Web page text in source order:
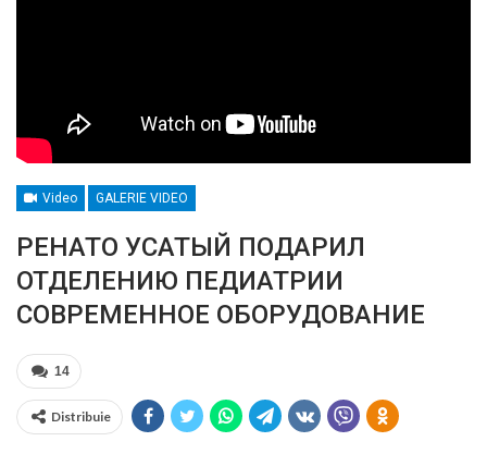
Video GALERIE VIDEO
РЕНАТО УСАТЫЙ ПОДАРИЛ
ОТДЕЛЕНИЮ ПЕДИАТРИИ
СОВРЕМЕННОЕ ОБОРУДОВАНИЕ
14
Distribuie